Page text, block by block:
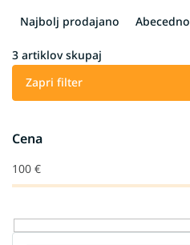
š
č
e
i
z
e
l
Najbolj prodajano Abecedno
3 artiklov skupaj
Zapri filter
Cena
100 €